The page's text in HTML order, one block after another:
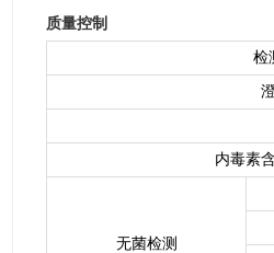
质量控制
检
内毒素
无菌检测